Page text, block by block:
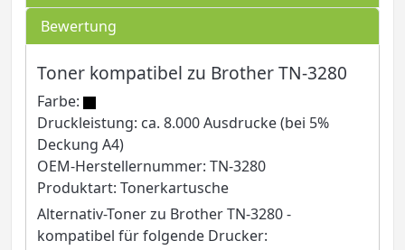
Bewertung
Toner kompatibel zu Brother TN-3280
Farbe:
Druckleistung: ca. 8.000 Ausdrucke (bei 5%
Deckung A4)
OEM-Herstellernummer: TN-3280
Produktart: Tonerkartusche
Alternativ-Toner zu Brother TN-3280 -
kompatibel für folgende Drucker: